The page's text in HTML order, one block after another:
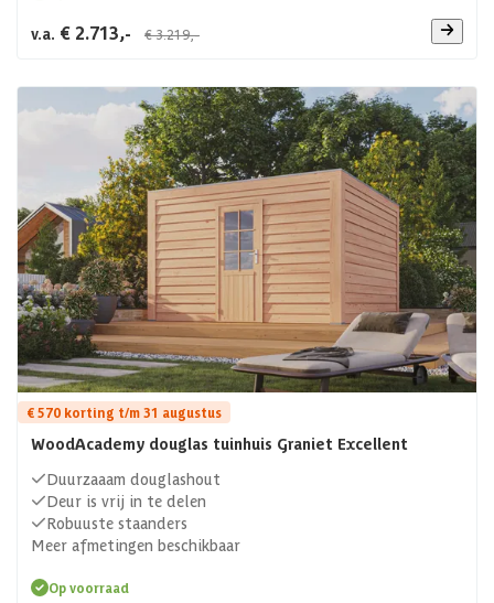
v.a. € 2.713,- € 3.219,-
€ 570 korting t/m 31 augustus
WoodAcademy douglas tuinhuis Graniet Excellent
Duurzaaam douglashout
Deur is vrij in te delen
Robuuste staanders
Meer afmetingen beschikbaar
Op voorraad